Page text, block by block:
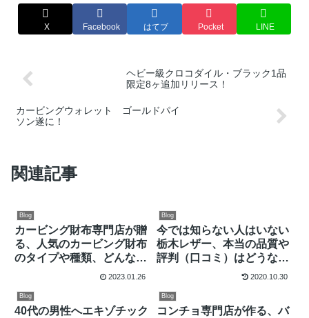
X Facebook はてブ Pocket LINE
ヘビー級クロコダイル・ブラック1品
限定8ヶ追加リリース！
カービングウォレット ゴールドパイ
ソン遂に！
関連記事
Blog
カービング財布専門店が贈
る、人気のカービング財布
のタイプや種類、どんなも
2023.01.26
Blog
今では知らない人はいない
栃木レザー、本当の品質や
評判（口コミ）はどうなの
2020.10.30
Blog
40代の男性へエキゾチック
Blog
コンチョ専門店が作る、バ